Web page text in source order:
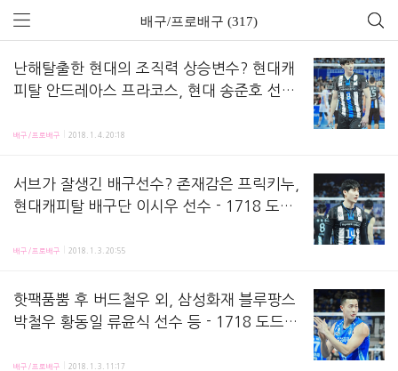
배구/프로배구 (317)
난해탈출한 현대의 조직력 상승변수? 현대캐
피탈 안드레아스 프라코스, 현대 송준호 선수
v리그 경기 중에 남은 사진들 담겼어요.시즌 초의 난해함을 탈출해가는 팀의조직력 조율가였
배구/프로배구 2018. 1. 4. 20:18
서브가 잘생긴 배구선수? 존재감은 프릭키누,
현대캐피탈 배구단 이시우 선수 - 1718 도드
천안 현대캐피탈 배구단에요즘 더 잘생겨지고 있다는 소문의이시우 선수 담겼어요ㅋㅋ 이시
배구/프로배구 2018. 1. 3. 20:55
핫팩품뿜 후 버드철우 외, 삼성화재 블루팡스
박철우 황동일 류윤식 선수 등 - 1718 도드람
삼성화재 블루팡스 박철우, 황동일, 류윤식 선수 담겼어요 핫팩을 쥐고 몸을 풀던 박철우 선수
배구/프로배구 2018. 1. 3. 11:17